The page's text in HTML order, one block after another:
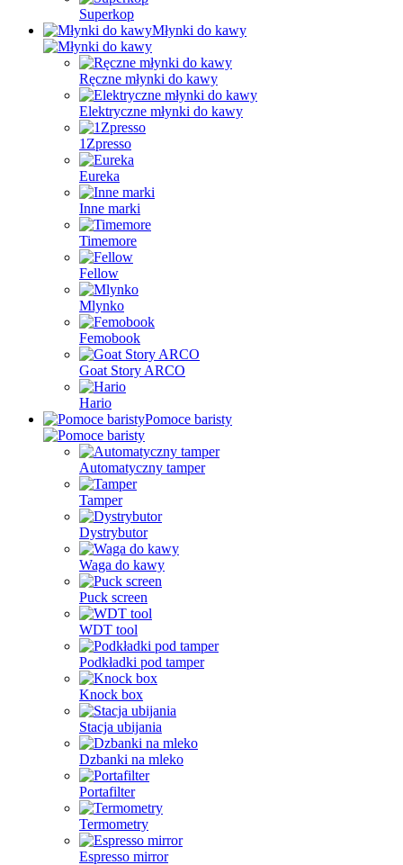
Superkop
Młynki do kawy
Ręczne młynki do kawy
Elektryczne młynki do kawy
1Zpresso
Eureka
Inne marki
Timemore
Fellow
Mlynko
Femobook
Goat Story ARCO
Hario
Pomoce baristy
Automatyczny tamper
Tamper
Dystrybutor
Waga do kawy
Puck screen
WDT tool
Podkładki pod tamper
Knock box
Stacja ubijania
Dzbanki na mleko
Portafilter
Termometry
Espresso mirror